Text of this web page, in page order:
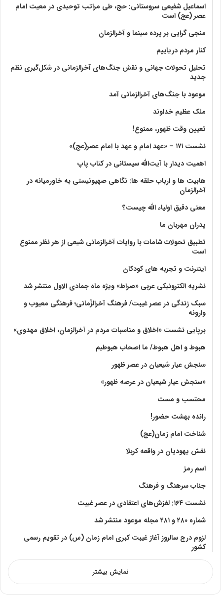
اسماعیل شفیعی سروستانی: حج، طی مراتب توحیدی در معیت امام
عصر (عج) است
منجی گرایی بر پرده سینما و آخرالزمان
کنار مردم دریاییم
تحلیل تحولات جهانی و نقش جنگ‌های آخرالزمانی در شکل‌گیری نظم
جدید
موعود با جنگ‌های آخرالزمانی آمد
ملک عظیم خداوند
تعیین وقت ظهور، ممنوع!
نشست ۱۷۱ – «عهد امام و عهد با امام عصر(عج)»
اهمیت دیدار با آیت‌الله سیستانی در کتاب پاپ
هابیت ها و ارباب حلقه ها: نگاهی صهیونیستی به خاورمیانه در
آخرالزمان
معنی دقیق اولیاء الله چیست؟
پدران مهربان ما
تطبیق تحولات شامات با روایات آخرالزمانی شیعی از هر نظر ممنوع
است
اینترنت و تجربه های کودکان
نشریه الکترونیکی عربی «صراط» ویژه ماه جمادی الاول منتشر شد
سبک زندگی در عصر غیبت/ فرهنگ آخرالزّمانی؛ فرهنگی معیوب و
وارونه
برپایی نشست «اخلاق و مناسبات مردم در آخرالزمان، اخلاق مهدوی»
هبوط و اهل هبوط/ ما اصحاب هبوطیم
سنجش عیار شیعیان در عصر ظهور
«سنجش عیار شیعیان در عرصه ظهور»
محتسب و مست
رانده بهشت‌ حضور!
شناخت امام زمان(عج)
نقش یهودیان در واقعه کربلا
اسم رمز
جناب سرهنگ و فرهنگ
نشست ۱۶۴: لغزش‌های اعتقادی در عصر غیبت
شماره ۲۸۰ و ۲۸۱ مجله موعود منتشر شد
لزوم درج سالروز آغاز غیبت کبری امام زمان (س) در تقویم رسمی
کشور
نمایش بیشتر